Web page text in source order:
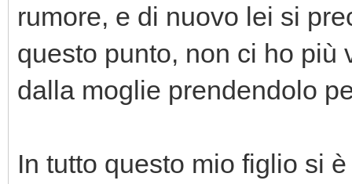
rumore, e di nuovo lei si
questo punto, non ci ho più
dalla moglie prendendolo
In tutto questo mio figlio si